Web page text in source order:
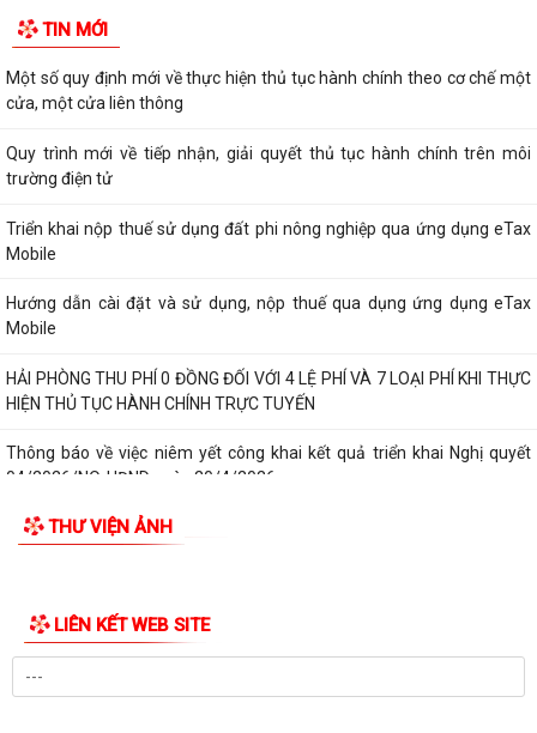
TIN MỚI
Một số quy định mới về thực hiện thủ tục hành chính theo cơ chế một
cửa, một cửa liên thông
Quy trình mới về tiếp nhận, giải quyết thủ tục hành chính trên môi
trường điện tử
Triển khai nộp thuế sử dụng đất phi nông nghiệp qua ứng dụng eTax
Mobile
Hướng dẫn cài đặt và sử dụng, nộp thuế qua dụng ứng dụng eTax
Mobile
HẢI PHÒNG THU PHÍ 0 ĐỒNG ĐỐI VỚI 4 LỆ PHÍ VÀ 7 LOẠI PHÍ KHI THỰC
HIỆN THỦ TỤC HÀNH CHÍNH TRỰC TUYẾN
Thông báo về việc niêm yết công khai kết quả triển khai Nghị quyết
04/2026/NQ-HĐND ngày 20/4/2026...
THƯ VIỆN ẢNH